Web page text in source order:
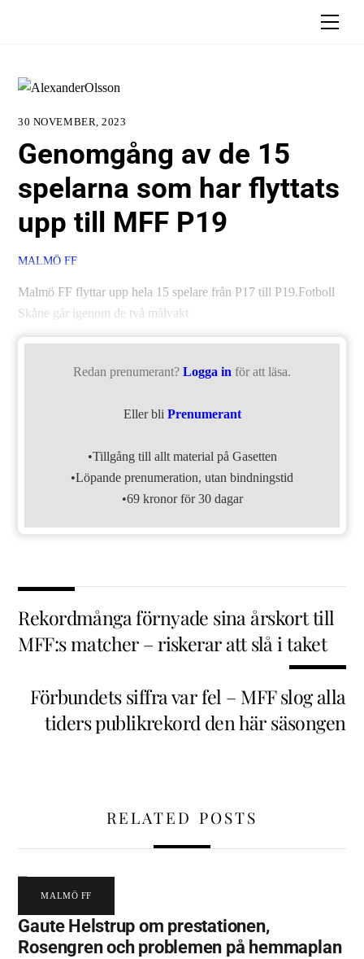
30 NOVEMBER, 2023
Genomgång av de 15
spelarna som har flyttats
upp till MFF P19
MALMÖ FF
Malmö FF flyttar upp hela 15 spelare från P17 till P19.Fotboll
Skåne går igenom de två målvakt
Redan prenumerant? Logga in för att läsa.
Eller bli Prenumerant
•Tillgång till allt material på Gasetten
•Löpande prenumeration, utan bindningstid
•69 kronor för 30 dagar
Rekordmånga förnyade sina årskort till
MFF:s matcher – riskerar att slå i taket
Förbundets siffra var fel – MFF slog alla
tiders publikrekord den här säsongen
RELATED POSTS
MALMÖ FF
Gaute Helstrup om prestationen,
Rosengren och problemen på hemmaplan